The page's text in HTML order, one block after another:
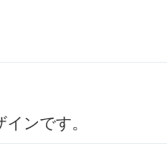
ンです。